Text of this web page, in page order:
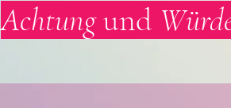
Achtungund